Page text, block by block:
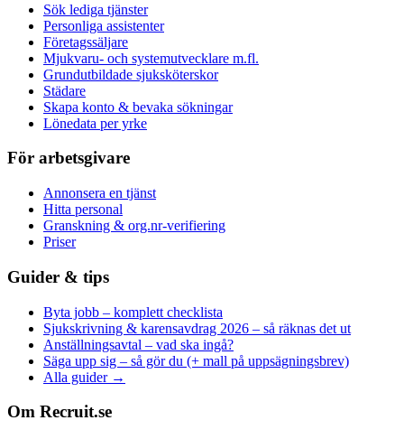
Sök lediga tjänster
Personliga assistenter
Företagssäljare
Mjukvaru- och systemutvecklare m.fl.
Grundutbildade sjuksköterskor
Städare
Skapa konto & bevaka sökningar
Lönedata per yrke
För arbetsgivare
Annonsera en tjänst
Hitta personal
Granskning & org.nr-verifiering
Priser
Guider & tips
Byta jobb – komplett checklista
Sjukskrivning & karensavdrag 2026 – så räknas det ut
Anställningsavtal – vad ska ingå?
Säga upp sig – så gör du (+ mall på uppsägningsbrev)
Alla guider →
Om Recruit.se